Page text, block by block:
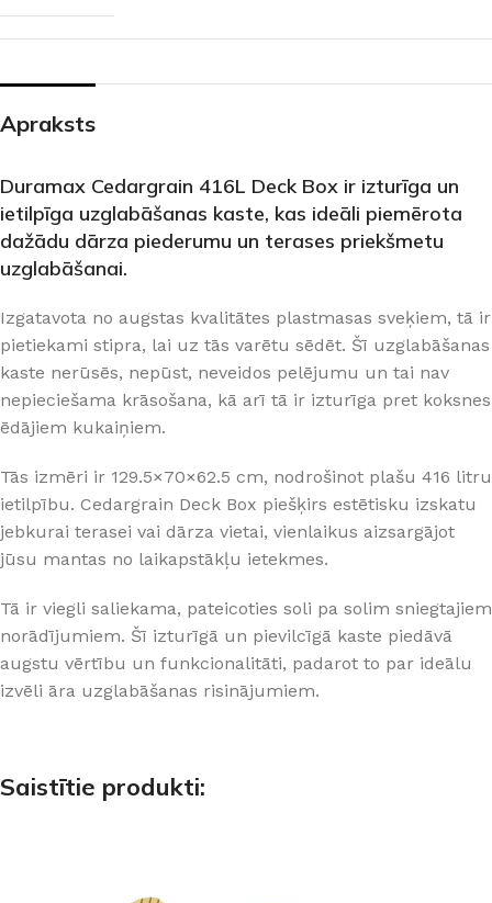
Apraksts
Duramax Cedargrain 416L Deck Box ir izturīga un
ietilpīga uzglabāšanas kaste, kas ideāli piemērota
dažādu dārza piederumu un terases priekšmetu
uzglabāšanai.
Izgatavota no augstas kvalitātes plastmasas sveķiem, tā ir
pietiekami stipra, lai uz tās varētu sēdēt. Šī uzglabāšanas
kaste nerūsēs, nepūst, neveidos pelējumu un tai nav
nepieciešama krāsošana, kā arī tā ir izturīga pret koksnes
ēdājiem kukaiņiem.
Tās izmēri ir 129.5×70×62.5 cm, nodrošinot plašu 416 litru
ietilpību. Cedargrain Deck Box piešķirs estētisku izskatu
jebkurai terasei vai dārza vietai, vienlaikus aizsargājot
jūsu mantas no laikapstākļu ietekmes.
Tā ir viegli saliekama, pateicoties soli pa solim sniegtajiem
norādījumiem. Šī izturīgā un pievilcīgā kaste piedāvā
augstu vērtību un funkcionalitāti, padarot to par ideālu
izvēli āra uzglabāšanas risinājumiem.
Saistītie produkti: